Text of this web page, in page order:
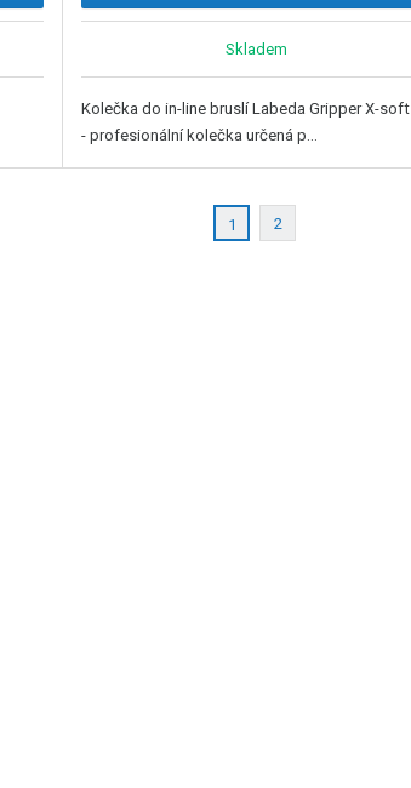
Skladem
Kolečka do in-line bruslí Labeda Gripper X-soft
- profesionální kolečka určená p...
1 2